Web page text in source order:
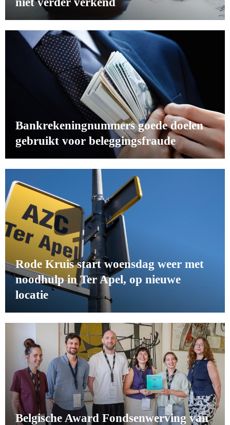
Bankrekeningnummers goede doelen
gebruikt voor beleggingsfraude
Rode Kruis start woensdag weer met
noodhulp in Ter Apel, op nieuwe
locatie
Belgische Award Fondsenwerving van